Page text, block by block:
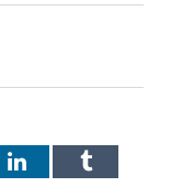
LinkedInTumblr